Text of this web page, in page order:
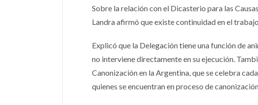
Sobre la relación con el Dicasterio para las
Landra afirmó que existe continuidad en el
Explicó que la Delegación tiene una función de
no interviene directamente en su ejecución.
Canonización en la Argentina, que se celebra
quienes se encuentran en proceso de